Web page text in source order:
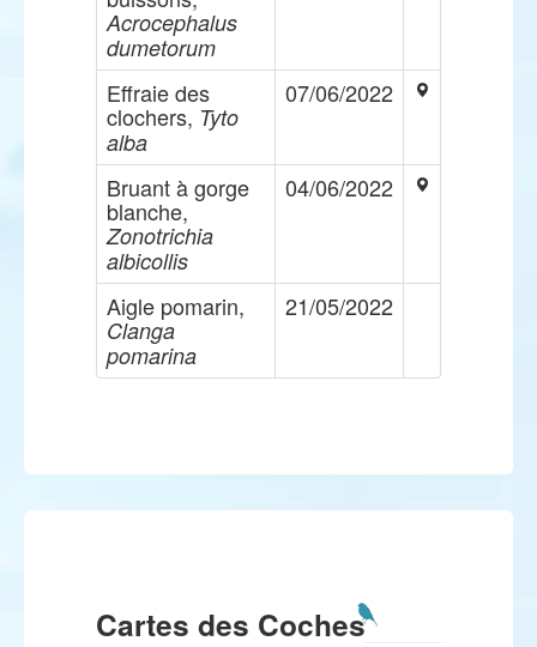
Acrocephalus
dumetorum
Effraie des
clochers, Tyto
alba
07/06/2022
Bruant à gorge
blanche,
Zonotrichia
albicollis
04/06/2022
Aigle pomarin,
Clanga
pomarina
21/05/2022
Cartes des Coches